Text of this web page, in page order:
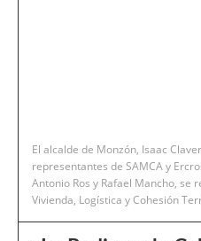
El alcalde de Monzón, Isaac
representantes de SAMCA y
Antonio Ros y Rafael Mancho, se
Vivienda, Logística y Cohesión